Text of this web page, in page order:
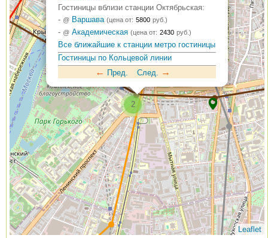
2
Гостиницы вблизи станции Октябрьская:
- @ Варшава (цена от: 5800 руб.)
- @ Академическая (цена от: 2430 руб.)
Все ближайшие к станции метро гостиницы
Гостиницы по Кольцевой линии
← Пред. След. →
Leaflet